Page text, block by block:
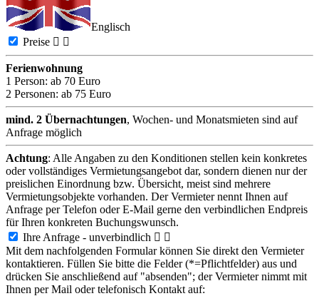
Englisch
Preise  
Ferienwohnung
1 Person: ab 70 Euro
2 Personen: ab 75 Euro
mind. 2 Übernachtungen, Wochen- und Monatsmieten sind auf
Anfrage möglich
Achtung: Alle Angaben zu den Konditionen stellen kein konkretes
oder vollständiges Vermietungsangebot dar, sondern dienen nur der
preislichen Einordnung bzw. Übersicht, meist sind mehrere
Vermietungsobjekte vorhanden. Der Vermieter nennt Ihnen auf
Anfrage per Telefon oder E-Mail gerne den verbindlichen Endpreis
für Ihren konkreten Buchungswunsch.
Ihre Anfrage - unverbindlich  
Mit dem nachfolgenden Formular können Sie direkt den Vermieter
kontaktieren. Füllen Sie bitte die Felder (*=Pflichtfelder) aus und
drücken Sie anschließend auf "absenden"; der Vermieter nimmt mit
Ihnen per Mail oder telefonisch Kontakt auf: